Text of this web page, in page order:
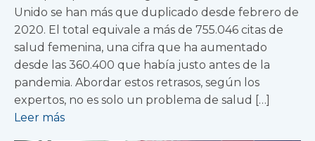
Unido se han más que duplicado desde febrero de
2020. El total equivale a más de 755.046 citas de
salud femenina, una cifra que ha aumentado
desde las 360.400 que había justo antes de la
pandemia. Abordar estos retrasos, según los
expertos, no es solo un problema de salud […]
Leer más